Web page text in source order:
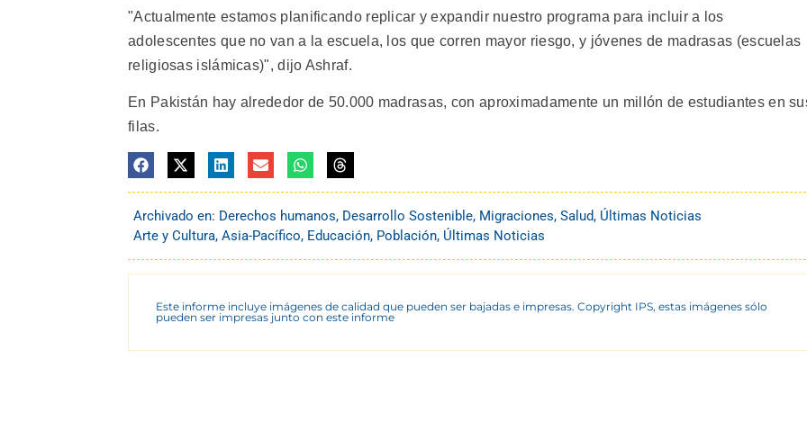
"Actualmente estamos planificando replicar y expandir nuestro programa para incluir a los
adolescentes que no van a la escuela, los que corren mayor riesgo, y jóvenes de madrasas (escuelas
religiosas islámicas)", dijo Ashraf.
En Pakistán hay alrededor de 50.000 madrasas, con aproximadamente un millón de estudiantes en
filas.
Archivado en: Derechos humanos, Desarrollo Sostenible, Migraciones, Salud, Últimas Noticias
Arte y Cultura, Asia-Pacífico, Educación, Población, Últimas Noticias
Este informe incluye imágenes de calidad que pueden ser bajadas e impresas. Copyright IPS, estas imágenes sólo
pueden ser impresas junto con este informe